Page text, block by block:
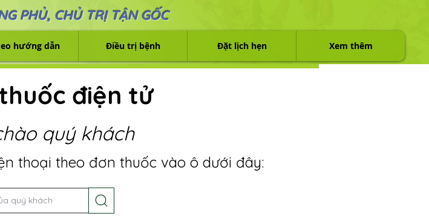
PHỦ, CHỦ TRỊ TẬN GỐC
hướng dẫn Điều trị bệnh Đặt lịch hẹn Xem thêm
điện tử
quý khách
thoại theo đơn thuốc vào ô dưới đây: